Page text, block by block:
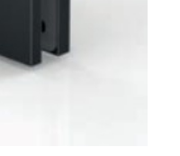
BRASSERIE